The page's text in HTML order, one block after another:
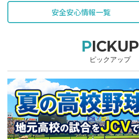
安全安心情報一覧
PICKUP
ピックアップ